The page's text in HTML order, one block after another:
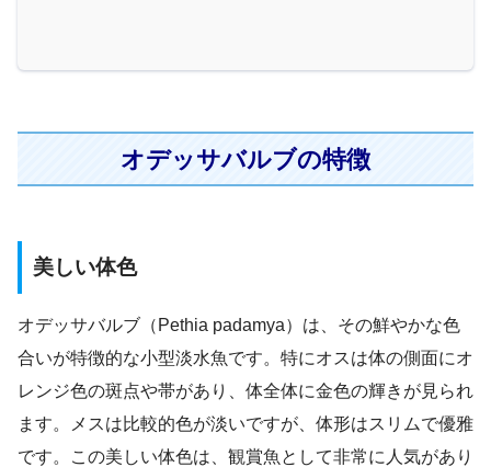
オデッサバルブの特徴
美しい体色
オデッサバルブ（Pethia padamya）は、その鮮やかな色
合いが特徴的な小型淡水魚です。特にオスは体の側面にオ
レンジ色の斑点や帯があり、体全体に金色の輝きが見られ
ます。メスは比較的色が淡いですが、体形はスリムで優雅
です。この美しい体色は、観賞魚として非常に人気があり